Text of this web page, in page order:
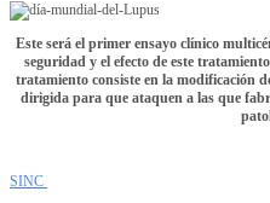
Este será el primer ensayo clínico
seguridad y el efecto de este
tratamiento consiste en la modificación
dirigida para que ataquen a las que
SINC